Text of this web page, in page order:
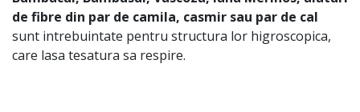
de fibre din par de camila, casmir sau par de cal
sunt intrebuintate pentru structura lor higroscopica,
care lasa tesatura sa respire.